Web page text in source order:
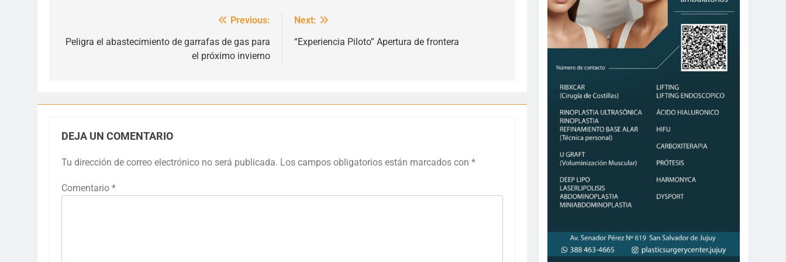
de
Previous:
Peligra el abastecimiento de garrafas de gas para
el próximo invierno
Next:
“Experiencia Piloto” Apertura de frontera
DEJA UN COMENTARIO
Tu dirección de correo electrónico no será publicada. Los campos obligatorios están marcados con *
Comentario *